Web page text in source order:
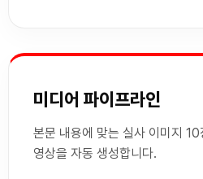
미디어 파이프라인
본문 내용에 맞는 실사 이미지
영상을 자동 생성합니다.